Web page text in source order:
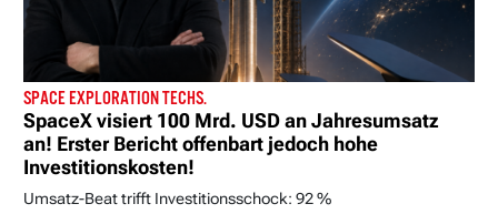
SPACE EXPLORATION TECHS.
SpaceX visiert 100 Mrd. USD an Jahresumsatz
an! Erster Bericht offenbart jedoch hohe
Investitionskosten!
Umsatz-Beat trifft Investitionsschock: 92 %